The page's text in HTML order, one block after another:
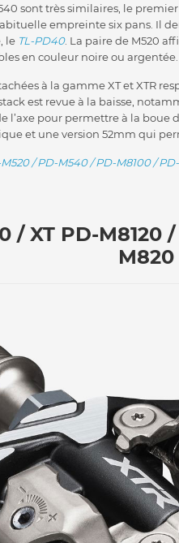
sont très similaires, le
empreinte six pans. Il
le TL-PD40. La paire de M520
en couleur noire ou argentée.
à la gamme XT et XTR
est revue à la baisse,
pour permettre à la boue
et une version 52mm qui
/ PD-M540 / PD-M8100 /
/ XT PD-M8120
M820